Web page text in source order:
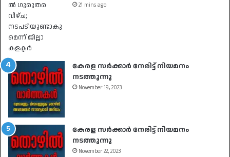
21 mins ago
കേരള സർക്കാർ നേരിട്ട് നിയമനം
നടത്തുന്നു
November 19, 2023
കേരള സർക്കാർ നേരിട്ട് നിയമനം
നടത്തുന്നു
November 22, 2023